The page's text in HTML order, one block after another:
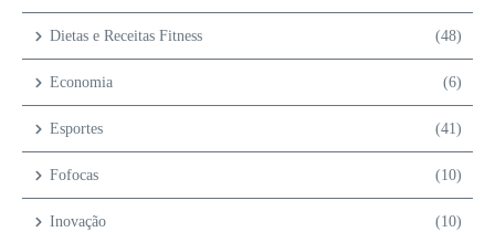
Dietas e Receitas Fitness (48)
Economia (6)
Esportes (41)
Fofocas (10)
Inovação (10)